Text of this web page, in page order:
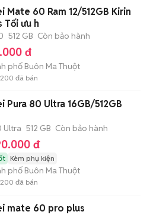
Ram 12/512GB Kirin
9000s Tối ưu h
512 GB Còn bảo hành
đ
phố Buôn Ma Thuột
đã bán
Pura 80 Ultra 16GB/512GB
Ultra 512 GB Còn bảo hành
đ
Kèm phụ kiện
phố Buôn Ma Thuột
đã bán
mate 60 pro plus